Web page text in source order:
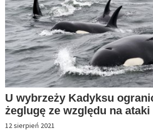
U wybrzeży Kadyksu
żeglugę ze względu na
12 sierpień 2021